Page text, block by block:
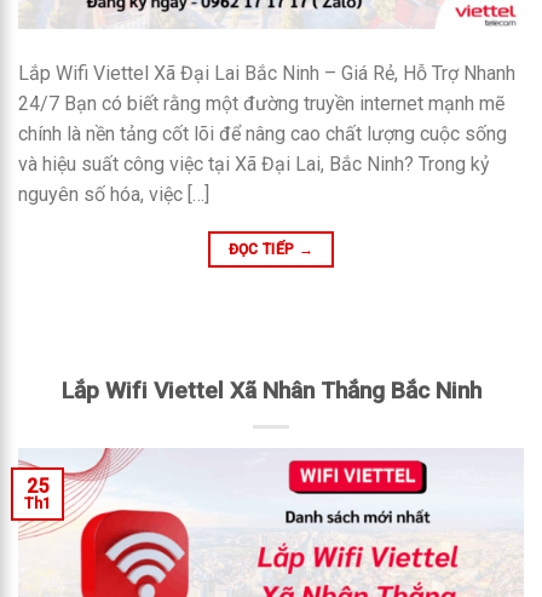
Lắp Wifi Viettel Xã Đại Lai Bắc Ninh – Giá Rẻ, Hỗ Trợ Nhanh
24/7 Bạn có biết rằng một đường truyền internet mạnh mẽ
chính là nền tảng cốt lõi để nâng cao chất lượng cuộc sống
và hiệu suất công việc tại Xã Đại Lai, Bắc Ninh? Trong kỷ
nguyên số hóa, việc […]
ĐỌC TIẾP →
Lắp Wifi Viettel Xã Nhân Thắng Bắc Ninh
25
Th1